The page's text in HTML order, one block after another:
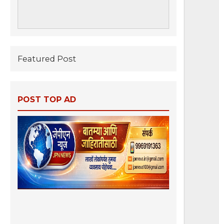
Featured Post
POST TOP AD